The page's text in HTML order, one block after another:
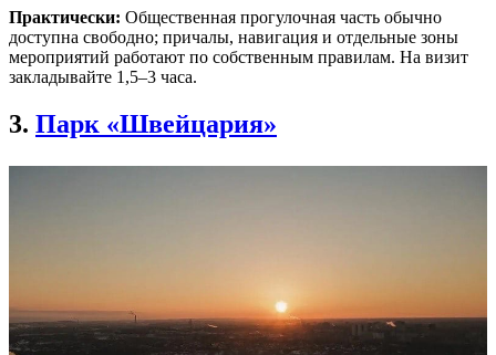
Практически: Общественная прогулочная часть обычно
доступна свободно; причалы, навигация и отдельные зоны
мероприятий работают по собственным правилам. На визит
закладывайте 1,5–3 часа.
3. Парк «Швейцария»